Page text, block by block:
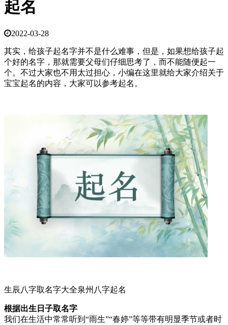
起名
2022-03-28
其实，给孩子起名字并不是什么难事，但是，如果想给孩子起
个好的名字，那就需要父母们仔细思考了，而不能随便起一
个。不过大家也不用太过担心，小编在这里就给大家介绍关于
宝宝起名的内容，大家可以参考起名。
生辰八字取名字大全泉州八字起名
根据出生日子取名字
我们在生活中常常听到“雨生”“春婷”等等带有明显季节或者时